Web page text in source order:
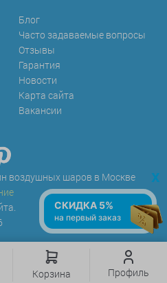
Блог
Часто задаваемые вопросы
Отзывы
Гарантия
Новости
Карта сайта
Вакансии
воздушных шаров в Москве
Корзина Профиль
x
СКИДКА 5%
на первый заказ